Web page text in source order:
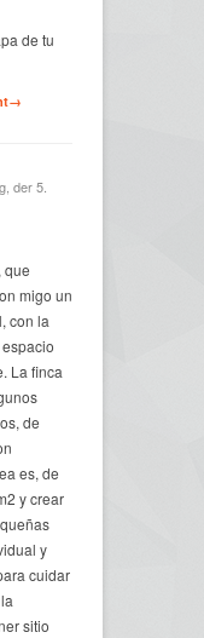
de tu
der 5.
que
migo un
con la
La finca
de
es, de
y crear
y
cuidar
sitio